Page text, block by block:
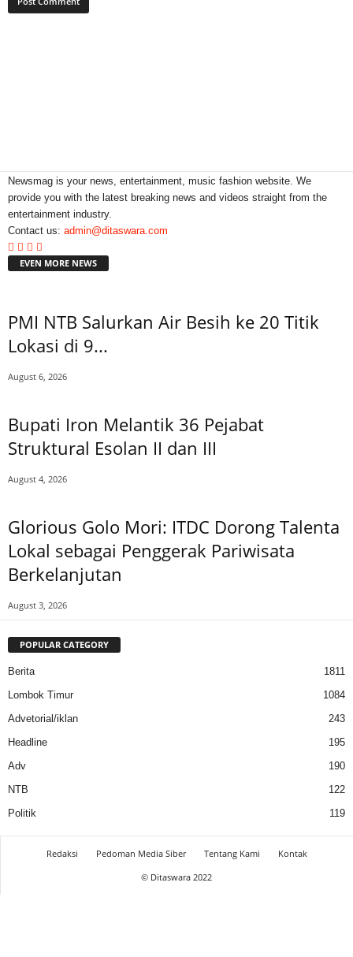
Newsmag is your news, entertainment, music fashion website. We
provide you with the latest breaking news and videos straight from the
entertainment industry.
Contact us: admin@ditaswara.com
EVEN MORE NEWS
PMI NTB Salurkan Air Besih ke 20 Titik
Lokasi di 9...
August 6, 2026
Bupati Iron Melantik 36 Pejabat
Struktural Esolan II dan III
August 4, 2026
Glorious Golo Mori: ITDC Dorong Talenta
Lokal sebagai Penggerak Pariwisata
Berkelanjutan
August 3, 2026
POPULAR CATEGORY
Berita
1811
Lombok Timur
1084
Advetorial/iklan
243
Headline
195
Adv
190
NTB
122
Politik
119
Redaksi Pedoman Media Siber Tentang Kami
Kontak
© Ditaswara 2022